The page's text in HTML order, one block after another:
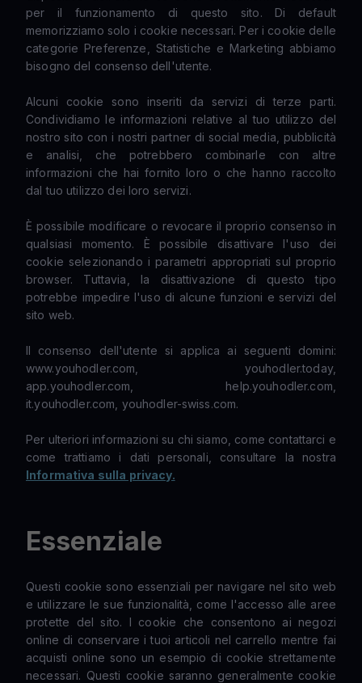
per il funzionamento di questo sito. Di default
memorizziamo solo i cookie necessari. Per i cookie delle
categorie Preferenze, Statistiche e Marketing abbiamo
bisogno del consenso dell'utente.
Alcuni cookie sono inseriti da servizi di terze parti.
Condividiamo le informazioni relative al tuo utilizzo del
nostro sito con i nostri partner di social media, pubblicità
e analisi, che potrebbero combinarle con altre
informazioni che hai fornito loro o che hanno raccolto
dal tuo utilizzo dei loro servizi.
È possibile modificare o revocare il proprio consenso in
qualsiasi momento. È possibile disattivare l'uso dei
cookie selezionando i parametri appropriati sul proprio
browser. Tuttavia, la disattivazione di questo tipo
potrebbe impedire l'uso di alcune funzioni e servizi del
sito web.
Il consenso dell'utente si applica ai seguenti domini:
www.youhodler.com, youhodler.today,
app.youhodler.com, help.youhodler.com,
it.youhodler.com, youhodler-swiss.com.
Per ulteriori informazioni su chi siamo, come contattarci e
come trattiamo i dati personali, consultare la nostra
Informativa sulla privacy.
Essenziale
Questi cookie sono essenziali per navigare nel sito web
e utilizzare le sue funzionalità, come l'accesso alle aree
protette del sito. I cookie che consentono ai negozi
online di conservare i tuoi articoli nel carrello mentre fai
acquisti online sono un esempio di cookie strettamente
necessari. Questi cookie saranno generalmente cookie